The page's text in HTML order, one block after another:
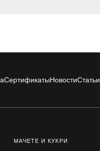
СертификатыНовостиСтатьи
МАЧЕТЕ И КУКРИ